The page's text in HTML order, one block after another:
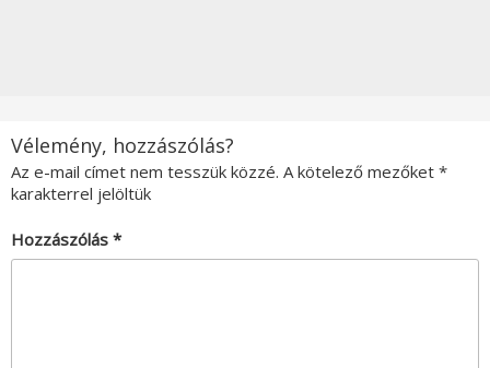
Vélemény, hozzászólás?
Az e-mail címet nem tesszük közzé. A kötelező mezőket *
karakterrel jelöltük
Hozzászólás *